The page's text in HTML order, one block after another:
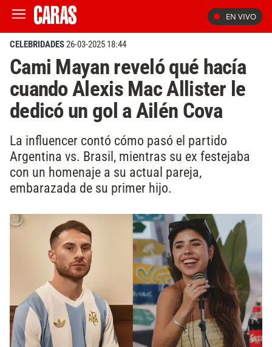
EN VIVO
CELEBRIDADES26-03-2025 18:44
Cami Mayan reveló qué hacía
cuando Alexis Mac Allister le
dedicó un gol a Ailén Cova
La influencer contó cómo pasó el partido
Argentina vs. Brasil, mientras su ex festejaba
con un homenaje a su actual pareja,
embarazada de su primer hijo.